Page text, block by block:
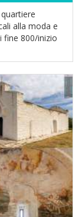
alla moda e
fine 800/inizio